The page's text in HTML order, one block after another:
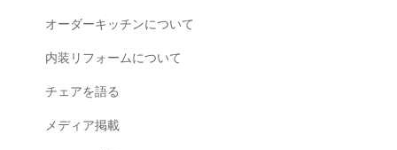
オーダーキッチンについて
内装リフォームについて
チェアを語る
メディア掲載